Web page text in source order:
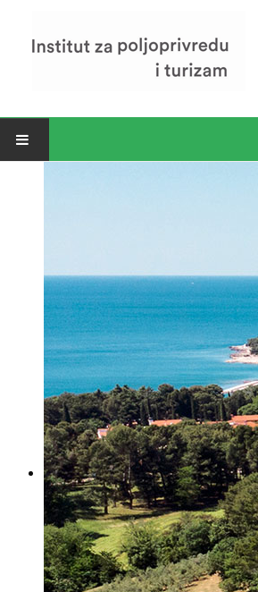
Zavod za poljoprivredu i
Zavod za ekonomiku i razvoj
Zavod za turizam
Pokusno poljoprivredno imanje
Zaposlenici
Euraxess
Misija i vizija
Upravno Vijeće
Rad Upravnog vijeća
Znanstveno Vijeće
Rad Znanstvenog vijeća
Etičko povjerenstvo
Etički kodeks
Financiranje
Proračun
Potpore